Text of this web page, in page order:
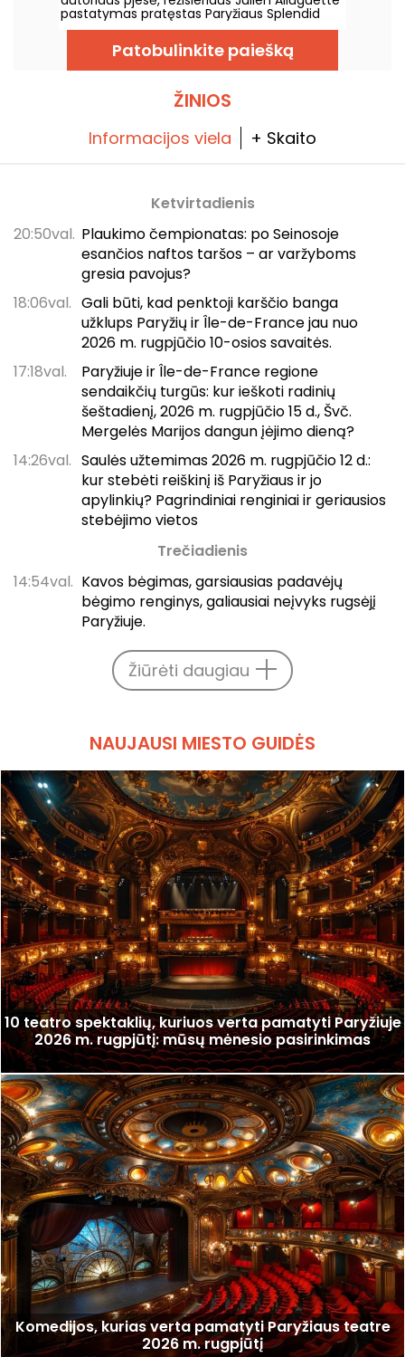
pastatymas pratęstas Paryžiaus Splendid
teatre iki 2027 m. sausio 3 d. Mūsų recenzija.
Patobulinkite paiešką
ŽINIOS
Informacijos viela + Skaito
Ketvirtadienis
20:50val. Plaukimo čempionatas: po Seinosoje
esančios naftos taršos – ar varžyboms
gresia pavojus?
18:06val. Gali būti, kad penktoji karščio banga
užklups Paryžių ir Île-de-France jau nuo
2026 m. rugpjūčio 10-osios savaitės.
17:18val.
Paryžiuje ir Île-de-France regione
sendaikčių turgūs: kur ieškoti radinių
šeštadienį, 2026 m. rugpjūčio 15 d., Švč.
Mergelės Marijos dangun įėjimo dieną?
14:26val. Saulės užtemimas 2026 m. rugpjūčio 12 d.:
kur stebėti reiškinį iš Paryžiaus ir jo
apylinkių? Pagrindiniai renginiai ir geriausios
stebėjimo vietos
Trečiadienis
14:54val. Kavos bėgimas, garsiausias padavėjų
bėgimo renginys, galiausiai neįvyks rugsėjį
Paryžiuje.
Žiūrėti daugiau
NAUJAUSI MIESTO GUIDĖS
10 teatro spektaklių, kuriuos verta pamatyti Paryžiuje
2026 m. rugpjūtį: mūsų mėnesio pasirinkimas
Komedijos, kurias verta pamatyti Paryžiaus teatre
2026 m. rugpjūtį